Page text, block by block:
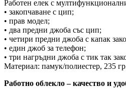
Работен елек с
• закопчаване с цип;
• прав модел;
• два предни джоба със цип;
• четири предни джоба с капак
• един джоб за телефон;
• три нагръдни джоба с тик так
Материал: памук/полиестер, 235
Работно облекло – качество и